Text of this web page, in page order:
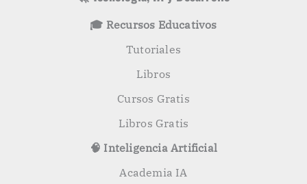
🎓 Recursos Educativos
Tutoriales
Libros
Cursos Gratis
Libros Gratis
🧠 Inteligencia Artificial
Academia IA